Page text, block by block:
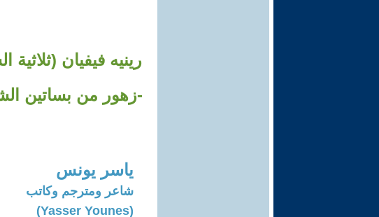
رينيه فيفيان
-زهور من بساتين
ياسر يونس
شاعر ومترجم وكاتب
(Yasser Younes)